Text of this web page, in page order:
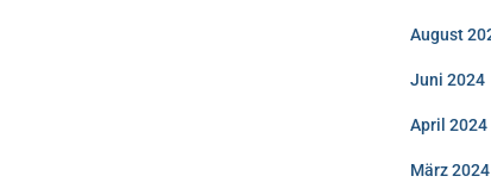
August
Juni 2024
April 2024
März 2024